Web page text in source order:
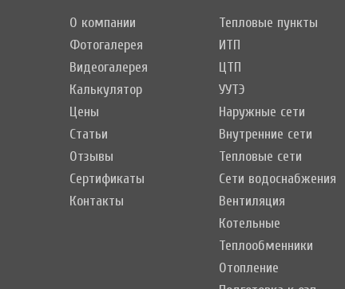
О компании
Фотогалерея
Видеогалерея
Калькулятор
Цены
Статьи
Отзывы
Сертификаты
Контакты
Тепловые пункты
ИТП
ЦТП
УУТЭ
Наружные сети
Внутренние сети
Тепловые сети
Сети водоснабжения
Вентиляция
Котельные
Теплообменники
Отопление